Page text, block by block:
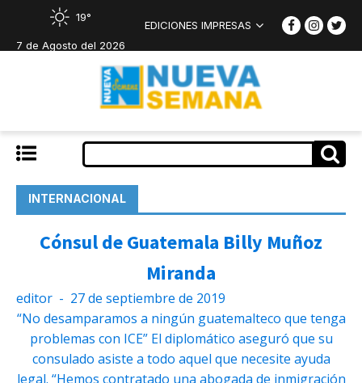
19°
7 de Agosto del 2026
EDICIONES IMPRESAS
INTERNACIONAL
Cónsul de Guatemala Billy Muñoz
Miranda
editor - 27 de septiembre de 2019
“No desamparamos a ningún guatemalteco que tenga
problemas con ICE” El diplomático aseguró que su
consulado asiste a todo aquel que necesite ayuda
legal. “Hemos contratado una abogada de inmigración